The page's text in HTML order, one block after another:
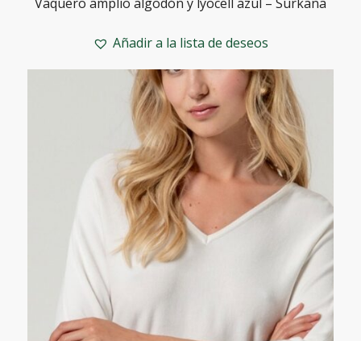
Añadir a la lista de deseos